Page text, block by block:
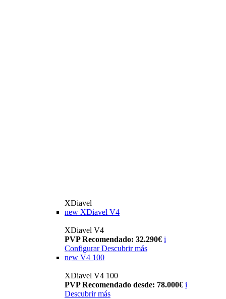
XDiavel
new XDiavel V4
XDiavel V4
PVP Recomendado: 32.290€ i
Configurar Descubrir más
new V4 100
XDiavel V4 100
PVP Recomendado desde: 78.000€ i
Descubrir más